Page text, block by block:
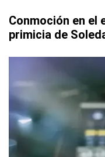
Conmoción en el
primicia de